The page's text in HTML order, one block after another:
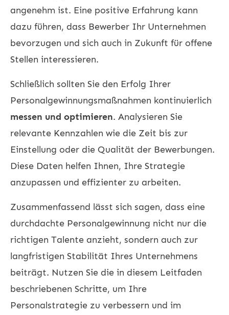
angenehm ist. Eine positive Erfahrung kann
dazu führen, dass Bewerber Ihr Unternehmen
bevorzugen und sich auch in Zukunft für offene
Stellen interessieren.
Schließlich sollten Sie den Erfolg Ihrer
Personalgewinnungsmaßnahmen kontinuierlich
messen und optimieren. Analysieren Sie
relevante Kennzahlen wie die Zeit bis zur
Einstellung oder die Qualität der Bewerbungen.
Diese Daten helfen Ihnen, Ihre Strategie
anzupassen und effizienter zu arbeiten.
Zusammenfassend lässt sich sagen, dass eine
durchdachte Personalgewinnung nicht nur die
richtigen Talente anzieht, sondern auch zur
langfristigen Stabilität Ihres Unternehmens
beiträgt. Nutzen Sie die in diesem Leitfaden
beschriebenen Schritte, um Ihre
Personalstrategie zu verbessern und im